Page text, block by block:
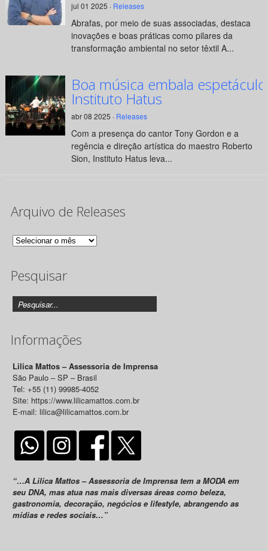
jul 01 2025 · Releases
Abrafas, por meio de suas associadas, destaca
inovações e boas práticas como pilares da
transformação ambiental no setor têxtil A...
Boa música embala
Instituto Hatus
abr 08 2025 · Releases
Com a presença do cantor Tony Gordon e a
regência e direção artística do maestro Roberto
Sion, Instituto Hatus leva...
Arquivo de Releases
Arquivo
Releases
Pesquisar
Informações
Lilica Mattos – Assessoria de Imprensa
São Paulo – SP – Brasil
Tel: +55 (11) 99985-4052
Site: https://www.lilicamattos.com.br
E-mail: lilica@lilicamattos.com.br
“…A Lilica Mattos – Assessoria de Imprensa tem a MODA em
seu DNA, mas atua nas mais diversas áreas como beleza,
gastronomia, decoração, negócios e lifestyle, abrangendo as
mídias e redes sociais…”